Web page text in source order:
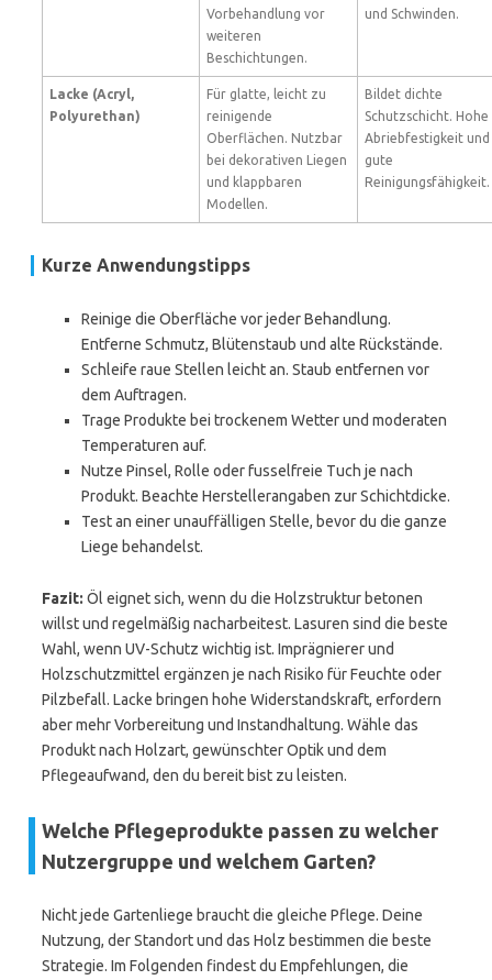
Vorbehandlung vor
weiteren
Beschichtungen.
und Schwinden.
Lacke (Acryl,
Polyurethan)
Für glatte, leicht zu
reinigende
Oberflächen. Nutzbar
bei dekorativen Liegen
und klappbaren
Modellen.
Bildet dichte
Schutzschicht. Hohe
Abriebfestigkeit und
gute
Reinigungsfähigkeit.
Kurze Anwendungstipps
Reinige die Oberfläche vor jeder Behandlung.
Entferne Schmutz, Blütenstaub und alte Rückstände.
Schleife raue Stellen leicht an. Staub entfernen vor
dem Auftragen.
Trage Produkte bei trockenem Wetter und moderaten
Temperaturen auf.
Nutze Pinsel, Rolle oder fusselfreie Tuch je nach
Produkt. Beachte Herstellerangaben zur Schichtdicke.
Test an einer unauffälligen Stelle, bevor du die ganze
Liege behandelst.
Fazit: Öl eignet sich, wenn du die Holzstruktur betonen
willst und regelmäßig nacharbeitest. Lasuren sind die beste
Wahl, wenn UV-Schutz wichtig ist. Imprägnierer und
Holzschutzmittel ergänzen je nach Risiko für Feuchte oder
Pilzbefall. Lacke bringen hohe Widerstandskraft, erfordern
aber mehr Vorbereitung und Instandhaltung. Wähle das
Produkt nach Holzart, gewünschter Optik und dem
Pflegeaufwand, den du bereit bist zu leisten.
Welche Pflegeprodukte passen zu welcher
Nutzergruppe und welchem Garten?
Nicht jede Gartenliege braucht die gleiche Pflege. Deine
Nutzung, der Standort und das Holz bestimmen die beste
Strategie. Im Folgenden findest du Empfehlungen, die